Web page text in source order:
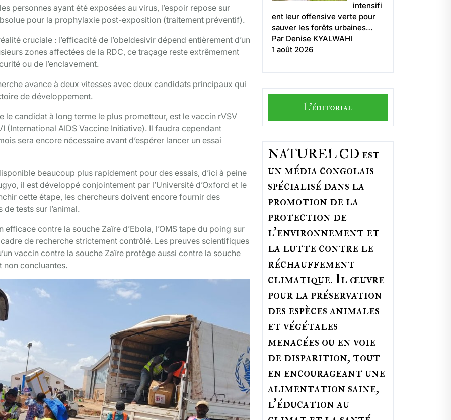
ayant été exposées au virus, l’espoir repose sur
pour la prophylaxie post-exposition (traitement préventif).
cruciale : l’efficacité de l’obeldesivir dépend entièrement d’un
zones affectées de la RDC, ce traçage reste extrêmement
ou de l’enclavement.
avance à deux vitesses avec deux candidats principaux qui
de développement.
candidat à long terme le plus prometteur, est le vaccin rVSV
(International AIDS Vaccine Initiative). Il faudra cependant
sera encore nécessaire avant d’espérer lancer un essai
beaucoup plus rapidement pour des essais, d’ici à peine
il est développé conjointement par l’Université d’Oxford et le
cette étape, les chercheurs doivent encore fournir des
tests sur l’animal.
efficace contre la souche Zaïre d’Ebola, l’OMS tape du poing sur
de recherche strictement contrôlé. Les preuves scientifiques
vaccin contre la souche Zaïre protège aussi contre la souche
non concluantes.
intensifi
ent leur offensive verte pour
sauver les forêts urbaines…
Par Denise KYALWAHI
1 août 2026
L'éditorial
NATUREL CD est
un média congolais
spécialisé dans la
promotion de la
protection de
l’environnement et
la lutte contre le
réchauffement
climatique. Il œuvre
pour la préservation
des espèces animales
et végétales
menacées ou en voie
de disparition, tout
en encourageant une
alimentation saine,
l'éducation au